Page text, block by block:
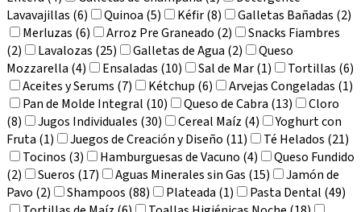
Lavavajillas (6)
Quinoa (5) Kéfir (8)
Galletas Bañadas (2)
Merluzas (6)
Arroz Pre Graneado (2)
Snacks Fiambres
(2)
Lavalozas (25) Galletas de Agua (2)
Queso
Mozzarella (4)
Ensaladas (10) Sal de Mar (1)
Tortillas (6)
Aceites y Serums (7)
Kétchup (6)
Arvejas Congeladas (1)
Pan de Molde Integral (10)
Queso de Cabra (13)
Cloro
(8)
Jugos Individuales (30) Cereal Maíz (4)
Yoghurt con
Fruta (1)
Juegos de Creación y Diseño (11)
Té Helados (21)
Tocinos (3)
Hamburguesas de Vacuno (4)
Queso Fundido
(2)
Sueros (17) Aguas Minerales sin Gas (15)
Jamón de
Pavo (2)
Shampoos (88) Plateada (1)
Pasta Dental (49)